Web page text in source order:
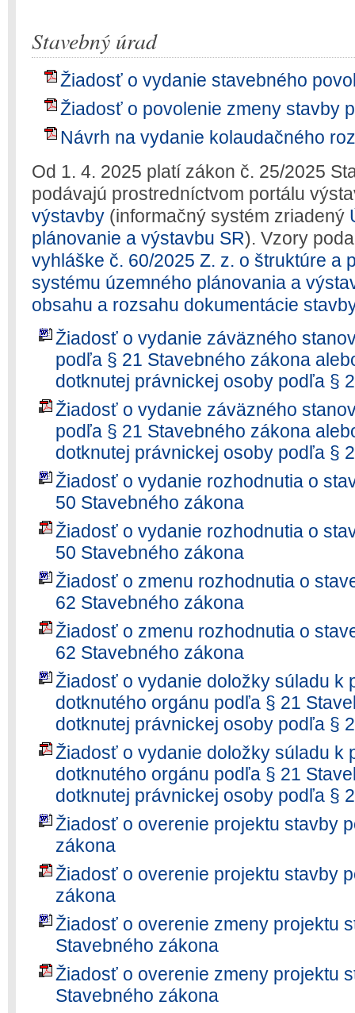
Stavebný úrad
Žiadosť o vydanie stavebného
Žiadosť o povolenie zmeny stavby
Návrh na vydanie kolaudačného
Od 1. 4. 2025 platí zákon č. 25/2025
podávajú prostredníctvom portálu
výstavby (informačný systém zriadený
plánovanie a výstavbu SR). Vzory
vyhláške č. 60/2025 Z. z. o štruktúre a
systému územného plánovania a
obsahu a rozsahu dokumentácie stavby
Žiadosť o vydanie záväzného
podľa § 21 Stavebného zákona
dotknutej právnickej osoby podľa §
Žiadosť o vydanie záväzného
podľa § 21 Stavebného zákona
dotknutej právnickej osoby podľa §
Žiadosť o vydanie rozhodnutia o
50 Stavebného zákona
Žiadosť o vydanie rozhodnutia o
50 Stavebného zákona
Žiadosť o zmenu rozhodnutia o
62 Stavebného zákona
Žiadosť o zmenu rozhodnutia o
62 Stavebného zákona
Žiadosť o vydanie doložky súladu k
dotknutého orgánu podľa § 21
dotknutej právnickej osoby podľa §
Žiadosť o vydanie doložky súladu k
dotknutého orgánu podľa § 21
dotknutej právnickej osoby podľa §
Žiadosť o overenie projektu stavby
zákona
Žiadosť o overenie projektu stavby
zákona
Žiadosť o overenie zmeny projektu
Stavebného zákona
Žiadosť o overenie zmeny projektu
Stavebného zákona